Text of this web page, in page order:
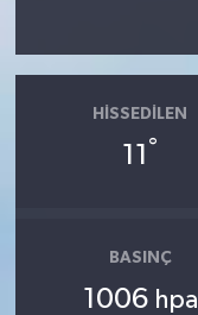
HISSEDILEN
11 °
BASINÇ
1006 hpa